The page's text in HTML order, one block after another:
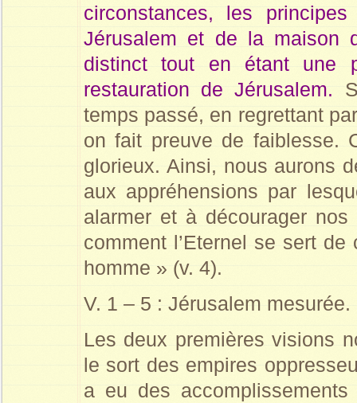
circonstances, les
Jérusalem et de la maison
distinct tout en étant une
restauration de Jérusalem.
temps passé, en regrettant
on fait preuve de faiblesse.
glorieux. Ainsi, nous aurons
aux appréhensions par
alarmer et à décourager
comment l’Eternel se sert
homme » (v. 4).
V. 1 – 5 : Jérusalem mesurée.
Les deux premières visions
le sort des empires
a eu des